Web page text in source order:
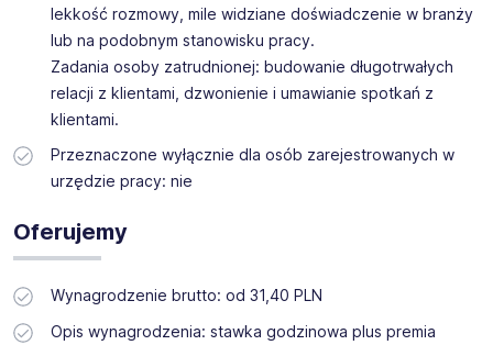
lekkość rozmowy, mile widziane doświadczenie w branży
lub na podobnym stanowisku pracy.
Zadania osoby zatrudnionej: budowanie długotrwałych
relacji z klientami, dzwonienie i umawianie spotkań z
klientami.
Przeznaczone wyłącznie dla osób zarejestrowanych w
urzędzie pracy: nie
Oferujemy
Wynagrodzenie brutto: od 31,40 PLN
Opis wynagrodzenia: stawka godzinowa plus premia